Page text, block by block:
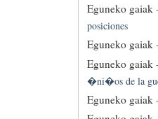
Eguneko gaiak
posiciones
Eguneko gaiak
Eguneko gaiak
�ni�os de la
Eguneko gaiak